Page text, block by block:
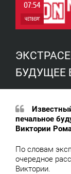
07:54
ЧЕТВЕРГ
БУДУЩЕЕ
печальное
Виктории
По словам
очередное
Виктории.